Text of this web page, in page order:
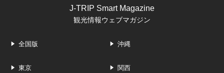
J-TRIP Smart Magazine
観光情報ウェブマガジン
全国版 沖縄
東京 関西